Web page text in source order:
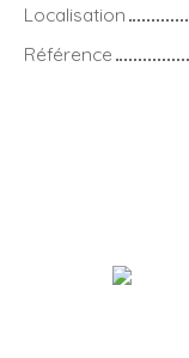
Localisation
Référence